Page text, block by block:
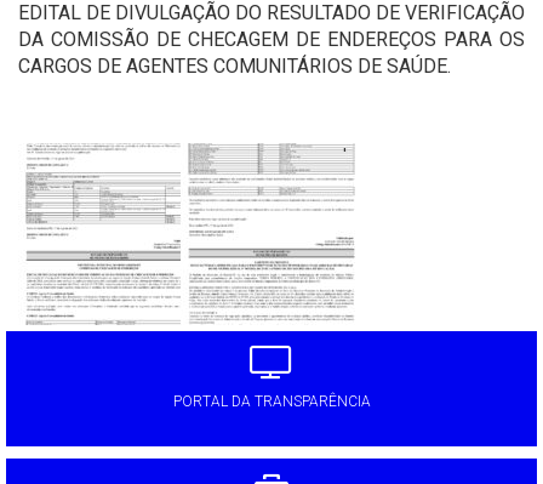
EDITAL DE DIVULGAÇÃO DO RESULTADO DE VERIFICAÇÃO
DA COMISSÃO DE CHECAGEM DE ENDEREÇOS PARA OS
CARGOS DE AGENTES COMUNITÁRIOS DE SAÚDE.
PORTAL DA TRANSPARÊNCIA
'